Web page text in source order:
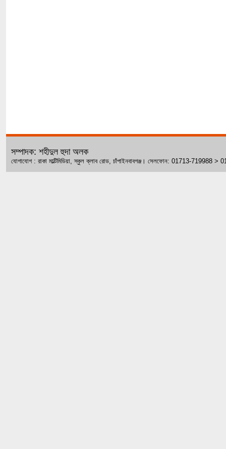
সম্পাদক: শহীদুল হুদা অলক
যোগাযোগ : রাকা মাল্টিমিডিয়া, স্কুল ক্লাব রোড, চাঁপাইনবাবগঞ্জ। সেলফোন: 01713-